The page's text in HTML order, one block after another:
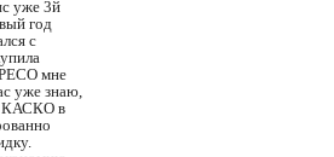
уже 3й
год
с
мне
уже знаю,
КАСКО в